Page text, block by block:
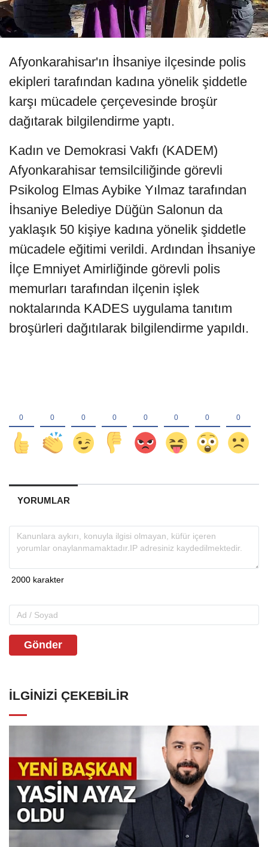
Afyonkarahisar'ın İhsaniye ilçesinde polis
ekipleri tarafından kadına yönelik şiddetle
karşı mücadele çerçevesinde broşür
dağıtarak bilgilendirme yaptı.
Kadın ve Demokrasi Vakfı (KADEM)
Afyonkarahisar temsilciliğinde görevli
Psikolog Elmas Aybike Yılmaz tarafından
İhsaniye Belediye Düğün Salonun da
yaklaşık 50 kişiye kadına yönelik şiddetle
mücadele eğitimi verildi. Ardından İhsaniye
İlçe Emniyet Amirliğinde görevli polis
memurları tarafından ilçenin işlek
noktalarında KADES uygulama tanıtım
broşürleri dağıtılarak bilgilendirme yapıldı.
YORUMLAR
Gönder
İLGINIZI ÇEKEBILIR